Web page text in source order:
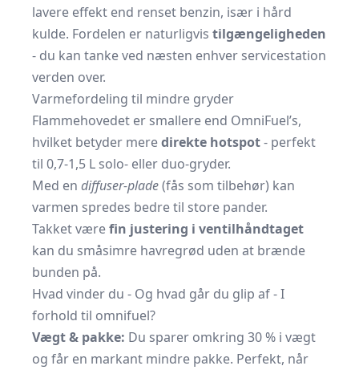
lavere effekt end renset benzin, især i hård
kulde. Fordelen er naturligvis tilgængeligheden
- du kan tanke ved næsten enhver servicestation
verden over.
Varmefordeling til mindre gryder
Flammehovedet er smallere end OmniFuel’s,
hvilket betyder meredirekte hotspot- perfekt
til 0,7-1,5 L solo- eller duo-gryder.
Med en diffuser-plade(fås som tilbehør) kan
varmen spredes bedre til store pander.
Takket værefin justering i ventilhåndtaget
kan du småsimre havregrød uden at brænde
bunden på.
Hvad vinder du - Og hvad går du glip af - I
forhold til omnifuel?
Vægt & pakke: Du sparer omkring 30 % i vægt
og får en markant mindre pakke. Perfekt, når